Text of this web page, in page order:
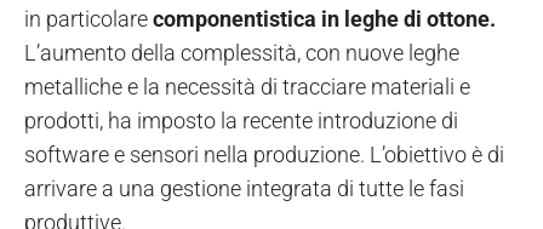
in particolarecomponentistica in leghe di ottone.
L’aumento della complessità, con nuove leghe
metalliche e la necessità di tracciare materiali e
prodotti, ha imposto la recente introduzione di
software e sensori nella produzione. L’obiettivo è di
arrivare a una gestione integrata di tutte le fasi
produttive.